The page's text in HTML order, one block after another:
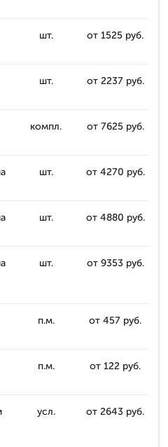
шт. от 1525 руб.
шт. от 2237 руб.
компл. от 7625 руб.
шт. от 4270 руб.
шт. от 4880 руб.
шт. от 9353 руб.
п.м. от 457 руб.
п.м. от 122 руб.
усл. от 2643 руб.